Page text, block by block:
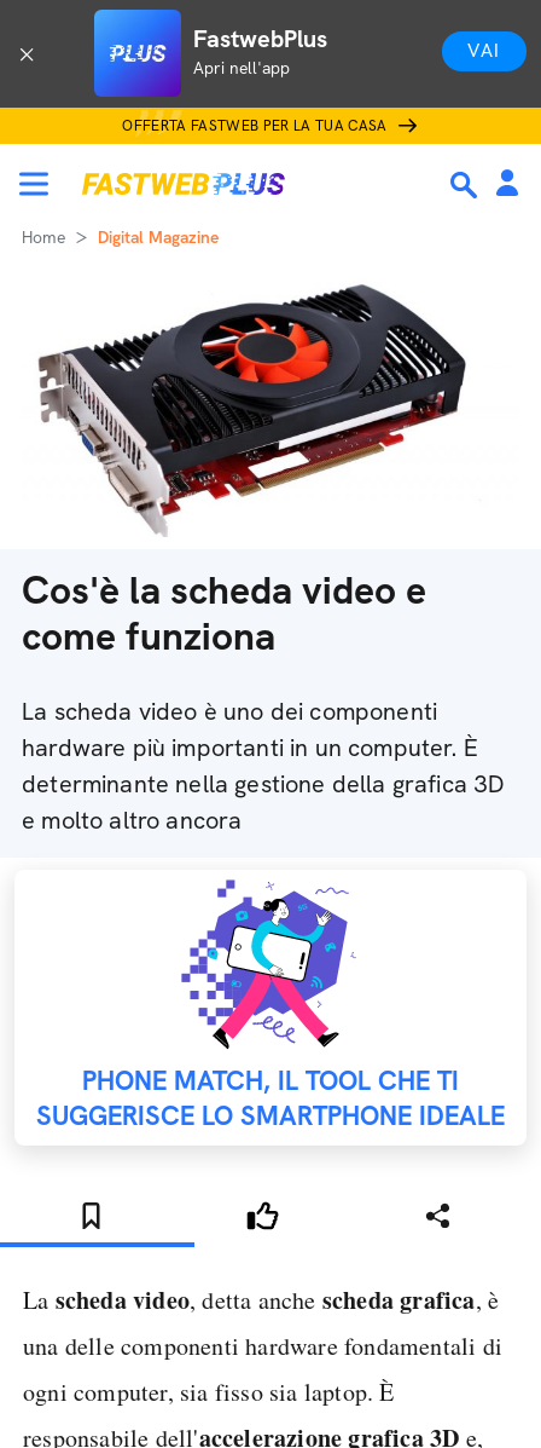
FastwebPlus
Apri nell'app
VAI
OFFERTA FASTWEB PER LA TUA CASA
Home Digital Magazine
Cos'è la scheda video e
come funziona
La scheda video è uno dei componenti
hardware più importanti in un computer. È
determinante nella gestione della grafica 3D
e molto altro ancora
PHONE MATCH, IL TOOL CHE TI
SUGGERISCE LO SMARTPHONE IDEALE
La scheda video, detta anche scheda grafica, è
una delle componenti hardware fondamentali di
ogni computer, sia fisso sia laptop. È
responsabile dell'accelerazione grafica 3D e,